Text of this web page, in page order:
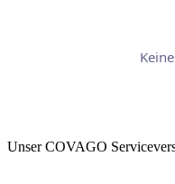
Unser COVAGO